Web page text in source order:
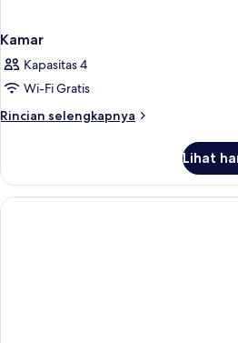
Kamar
Kapasitas 4
Wi-Fi Gratis
Rincian selengkapnya
Rincian
Kamar
Lihat